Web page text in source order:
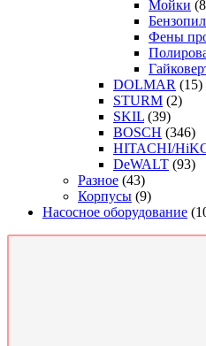
Мойки
Фены
DOLMAR (15)
STURM (2)
SKIL (39)
BOSCH (346)
HITACHI/
DeWALT (93)
Разное (43)
Корпусы (9)
Насосное оборудование